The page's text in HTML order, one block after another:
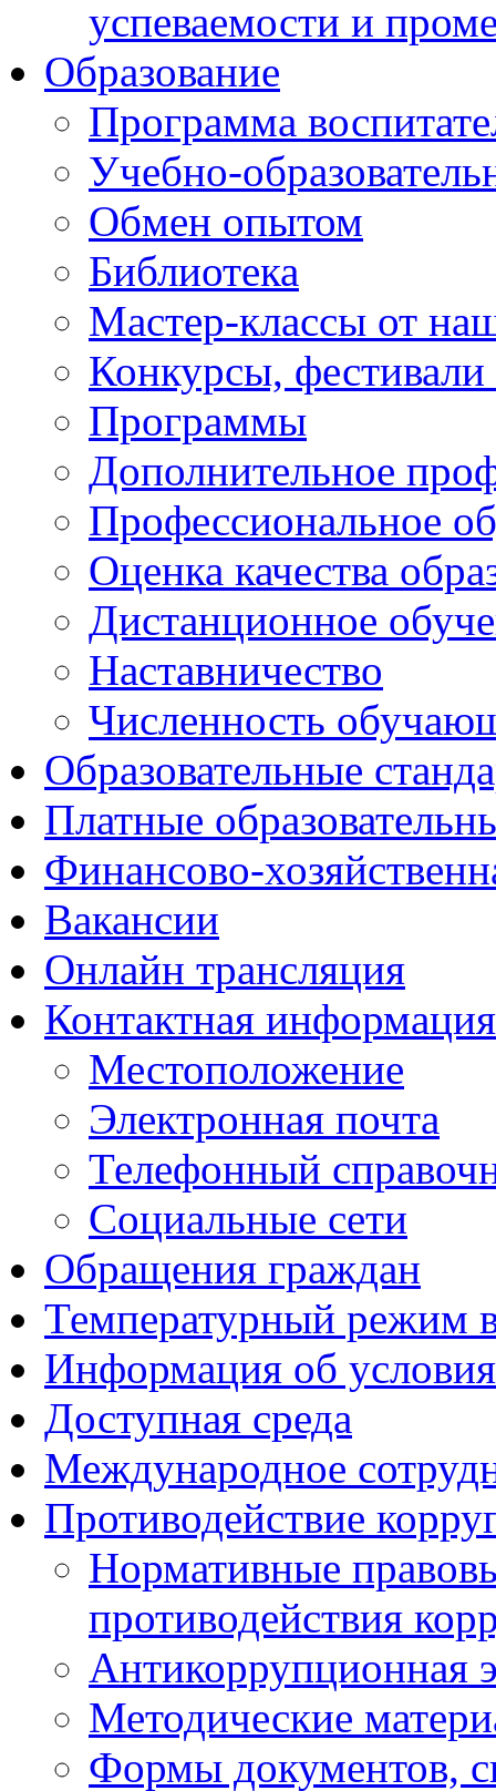
успеваемости и
Образование
Программа
Учебно-
Обмен опытом
Библиотека
Мастер-классы от
Конкурсы,
Программы
Дополнительное
Профессиональное
Оценка качества
Дистанционное
Наставничество
Численность
Образовательные
Платные
Финансово-
Вакансии
Онлайн трансляция
Контактная информация
Местоположение
Электронная почта
Телефонный
Социальные сети
Обращения граждан
Температурный режим
Информация об
Доступная среда
Международное
Противодействие
Нормативные
противодействия
Антикоррупционная
Методические
Формы документов,